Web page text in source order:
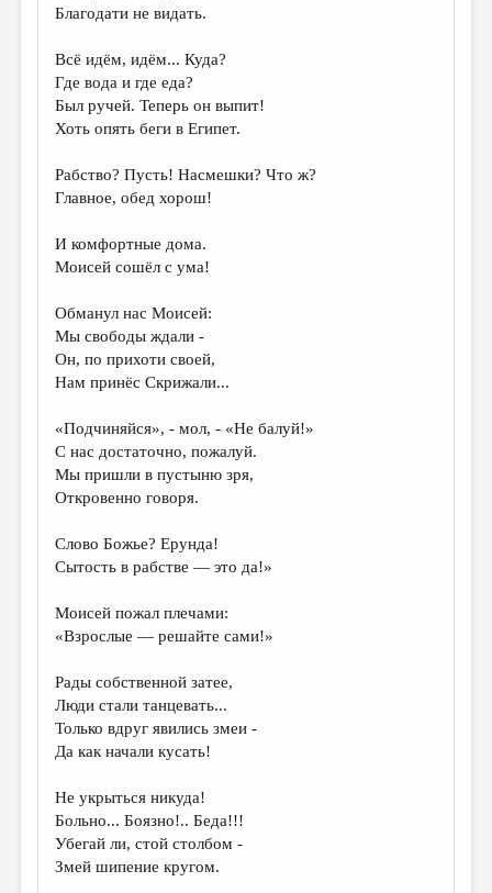
Благодати не видать.
Всё идём, идём... Куда?
Где вода и где еда?
Был ручей. Теперь он выпит!
Хоть опять беги в Египет.
Рабство? Пусть! Насмешки? Что ж?
Главное, обед хорош!
И комфортные дома.
Моисей сошёл с ума!
Обманул нас Моисей:
Мы свободы ждали -
Он, по прихоти своей,
Нам принёс Скрижали...
«Подчиняйся», - мол, - «Не балуй!»
С нас достаточно, пожалуй.
Мы пришли в пустыню зря,
Откровенно говоря.
Слово Божье? Ерунда!
Сытость в рабстве — это да!»
Моисей пожал плечами:
«Взрослые — решайте сами!»
Рады собственной затее,
Люди стали танцевать...
Только вдруг явились змеи -
Да как начали кусать!
Не укрыться никуда!
Больно... Боязно!.. Беда!!!
Убегай ли, стой столбом -
Змей шипение кругом.